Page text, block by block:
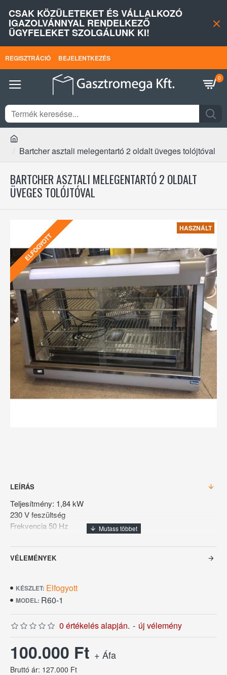
CSAK KÖZÜLETEKET ÉS VÁLLALKOZÓ
IGAZOLVÁNNYAL RENDELKEZŐ
ÜGYFELEKET SZOLGÁLUNK KI!
REGISZTRÁCIÓ BEJELENTKEZÉS
0
Bartcher asztali melegentartó 2 oldalt üveges tolójtóval
BARTCHER ASZTALI MELEGENTARTÓ 2 OLDALT
ÜVEGES TOLÓJTÓVAL
HASZNÁLT
ELFOGYOTT
LEÍRÁS
Teljesítmény: 1,84 kW
230 V feszültség
Frekvencia 50 Hz
Hőmérséklet-tartomány 30 ° C - 90 ° C-ig
Szélesség: 900 mm
Űrtartalom 160 liter
Hőmérséklet-szabályozó termosztatikus
Beltéri világítás igen
Lekerekített szélek
Ajtó típusú tolóajtó (k)
VÉLEMÉNYEK
KÉSZLET: Elfogyott
MODEL: R60-1
0 értékelés alapján. - új vélemény
100.000 Ft + Áfa
Bruttó ár: 127.000 Ft